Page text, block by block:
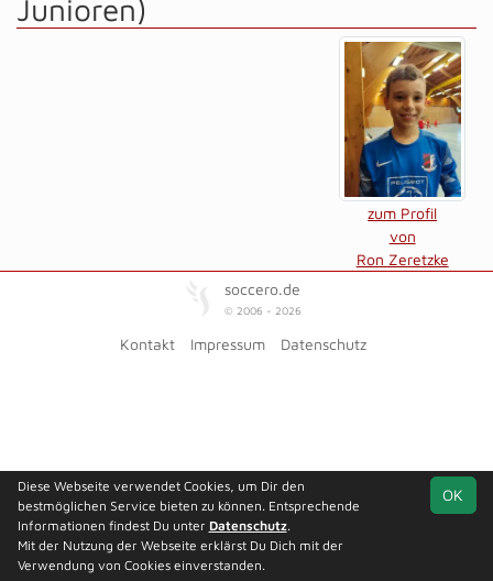
Junioren)
zum Profil
von
Ron Zeretzke
soccero.de
© 2006 - 2026
Kontakt Impressum Datenschutz
OK
Diese Webseite verwendet Cookies, um Dir den
bestmöglichen Service bieten zu können. Entsprechende
Informationen findest Du unter Datenschutz.
Mit der Nutzung der Webseite erklärst Du Dich mit der
Verwendung von Cookies einverstanden.